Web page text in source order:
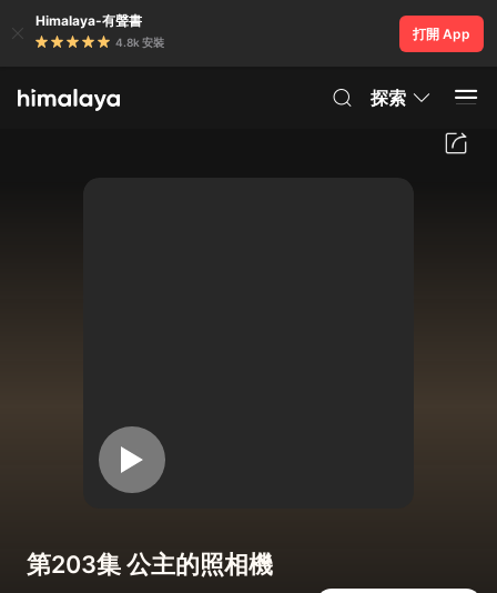
Himalaya-有聲書
4.8k 安裝
打開 App
探索
第203集 公主的照相機